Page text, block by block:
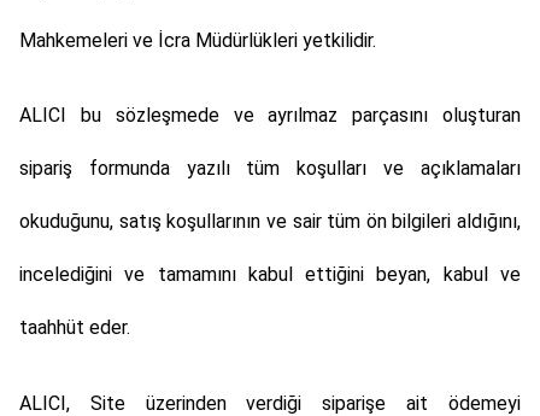
Mahkemeleri ve İcra Müdürlükleri yetkilidir.
ALICI bu sözleşmede ve ayrılmaz parçasını oluşturan
sipariş formunda yazılı tüm koşulları ve açıklamaları
okuduğunu, satış koşullarının ve sair tüm ön bilgileri aldığını,
incelediğini ve tamamını kabul ettiğini beyan, kabul ve
taahhüt eder.
ALICI, Site üzerinden verdiği siparişe ait ödemeyi